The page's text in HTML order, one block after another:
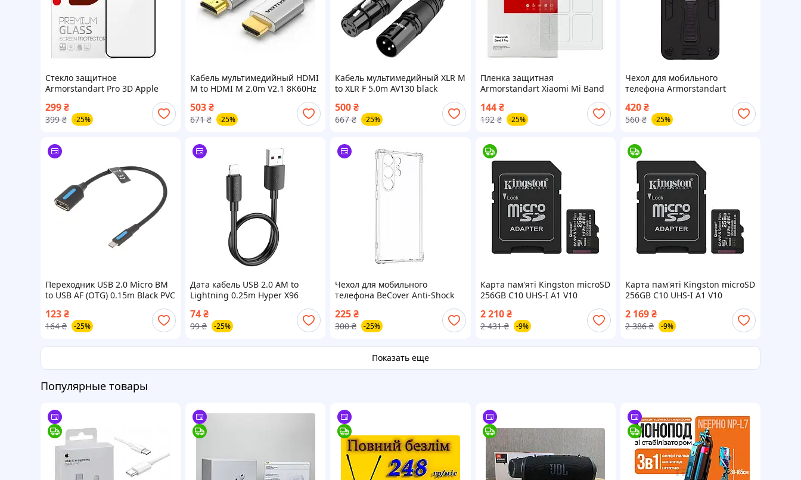
Стекло защитное
Armorstandart Pro 3D Apple
(ARM60250)
299₴
399 ₴ -25%
Кабель мультимедийный HDMI
M to HDMI M 2.0m V2.1 8K60Hz
503₴
671 ₴ -25%
Кабель мультимедийный XLR M
to XLR F 5.0m AV130 black
500₴
667 ₴ -25%
Пленка защитная
Armorstandart Xiaomi Mi Band
144 ₴
192 ₴ -25%
Чехол для мобильного
телефона Armorstandart
Black (ARM86425)
420₴
560 ₴ -25%
Переходник USB 2.0 Micro BM
to USB AF (OTG) 0.15m Black PVC
123₴
164 ₴ -25%
Дата кабель USB 2.0 AM to
Lightning 0.25m Hyper X96
black HOCO (6942007609388)
74₴
99 ₴ -25%
Чехол для мобильного
телефона BeCover Anti-Shock
Samsung Galaxy S23 Ultra SM-
S918 Clear (708898)
225₴
300 ₴ -25%
Карта пам'яті Kingston microSD
256GB C10 UHS-I A1 V10
2 210 ₴
2 431 ₴ -9%
Карта пам'яті Kingston microSD
256GB C10 UHS-I A1 V10
2 169₴
2 386 ₴ -9%
Показать еще
Популярные товары